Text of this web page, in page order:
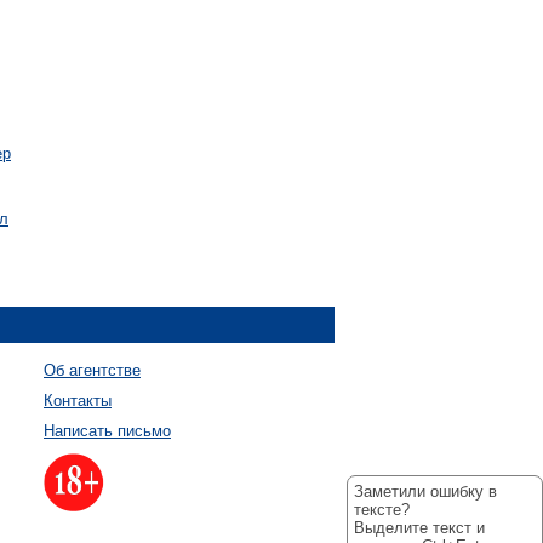
Об агентстве
Контакты
Написать письмо
Заметили ошибку в
тексте?
Выделите текст и